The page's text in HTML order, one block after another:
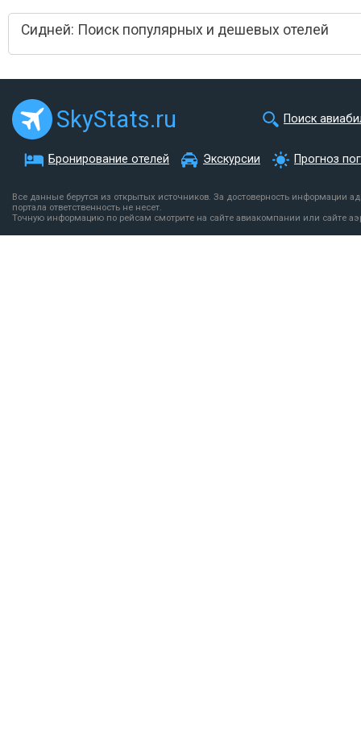
Сидней: Поиск популярных и дешевых отелей
SkyStats.ru Поиск
Бронирование отелей Экскурсии Прогноз
Все данные берутся из открытых источников. За достоверность информации
портала ответственность не несет.
Точную информацию по рейсам смотрите на сайте авиакомпании или сайте